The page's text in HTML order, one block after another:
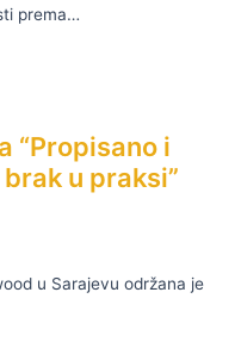
prema…
“Propisano i
u praksi”
u Sarajevu održana je